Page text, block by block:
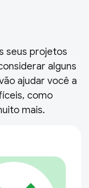
seus projetos
alguns
ajudar você a
como
mais.